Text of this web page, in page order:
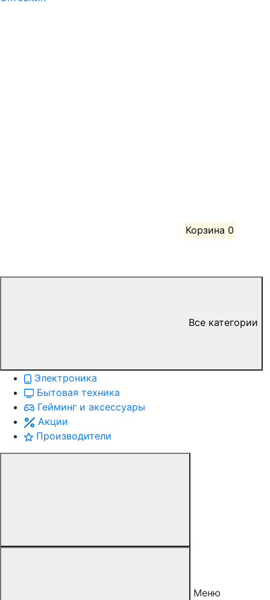
Корзина 0
Все категории
Электроника
Бытовая техника
Гейминг и аксессуары
Акции
Производители
Меню